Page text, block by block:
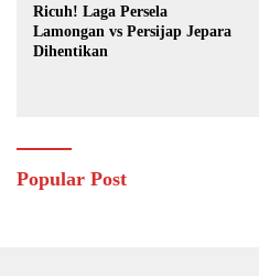
Ricuh! Laga Persela
Lamongan vs Persijap Jepara
Dihentikan
Popular Post